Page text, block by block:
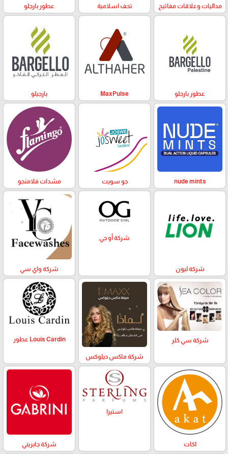
مداليات وعلاقات مفاتيح تحف اسلامية عطور بارجلو
عطور بارجلو MaxPulse بارجيلو
nude mints جو سويت مشدات فلامنجو
شركة ليون
شركة أو جي
شركة واي سي
شركة سي كلر
شركة ماكس ديلوكس
Louis Cardin عطور
اكات
استيرا
شركة جابريني